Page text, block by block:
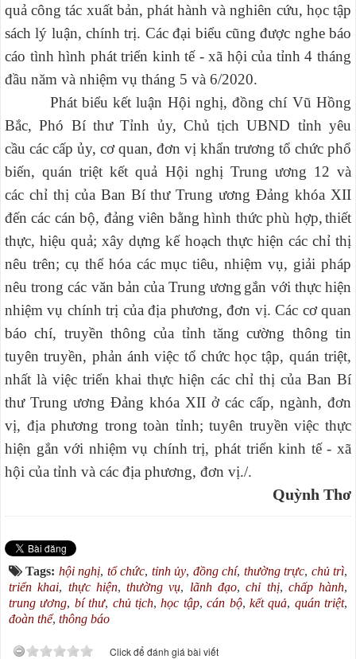
quả công tác xuất bản, phát hành và nghiên cứu, học tập
sách lý luận, chính trị. Các đại biểu cũng được nghe báo
cáo tình hình phát triển kinh tế - xã hội của tỉnh 4 tháng
đầu năm và nhiệm vụ tháng 5 và 6/2020.
Phát biểu kết luận Hội nghị, đồng chí Vũ Hồng
Bắc, Phó Bí thư Tỉnh ủy, Chủ tịch UBND tỉnh yêu
cầu các cấp ủy, cơ quan, đơn vị khẩn trương tổ chức phổ
biến, quán triệtkết quả Hội nghị Trung ương 12 và
các chỉ thị của Ban Bí thư Trung ương Đảng khóa XII
đến các cán bộ, đảng viên bằng hình thức phù hợp,thiết
thực, hiệu quả;xây dựng kế hoạch thực hiện các chỉ thị
nêu trên; cụ thể hóa các mục tiêu, nhiệm vụ, giải pháp
nêu trong các văn bản của Trung ương gắn với thực hiện
nhiệm vụ chính trị của địa phương, đơn vị. Các cơ quan
báo chí, truyền thông của tỉnh tăng cường thông tin
tuyên truyền, phản ánh việc tổ chức học tập, quán triệt,
nhất là việc triển khai thực hiện các chỉ thị của Ban Bí
thư Trung ương Đảng khóa XII ở các cấp, ngành, đơn
vị, địa phương trong toàn tỉnh; tuyên truyền việc thực
hiện gắn với nhiệm vụ chính trị, phát triển kinh tế - xã
hội của tỉnh và các địa phương, đơn vị./.
Quỳnh Thơ
Tags: hội nghị, tổ chức, tỉnh ủy, đồng chí, thường trực, chủ trì,
triển khai, thực hiện,thường vụ, lãnh đạo,chỉ thị, chấp hành,
trung ương, bí thư, chủ tịch,học tập,cán bộ, kết quả, quán triệt,
đoàn thể, thông báo
Click để đánh giá bài viết